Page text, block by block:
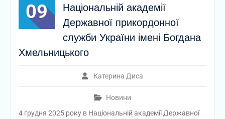
09
Національній академії
Державної прикордонної
служби України імені Богдана
Хмельницького
Катерина Диса
Новини
4 грудня 2025 року в Національній академії Державної